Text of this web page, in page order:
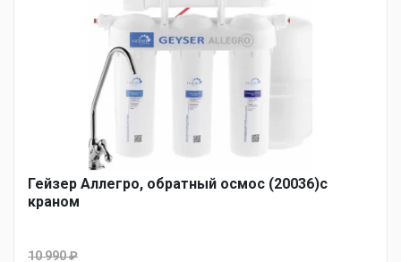
Гейзер Аллегро, обратный осмос (20036)с
краном
10 990₽